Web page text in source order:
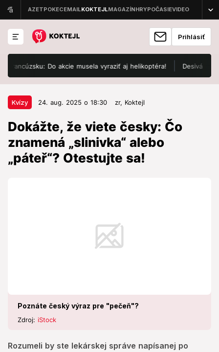
Prihlásiť
Do akcie musela vyraziť aj helikoptéra! Desivá noc na
Kvízy 24. aug. 2025 o 18:30 zr, Koktejl
Dokážte, že viete česky: Čo
znamená „slinivka“ alebo
„páteř“? Otestujte sa!
Poznáte český výraz pre "pečeň"?
Zdroj: iStock
Rozumeli by ste lekárskej správe napísanej po
Kvízy 24. aug. 2025 o 18:30
Dokážte, že viete česky: Čo
znamená „slinivka“ alebo „páteř“?
Otestujte sa!